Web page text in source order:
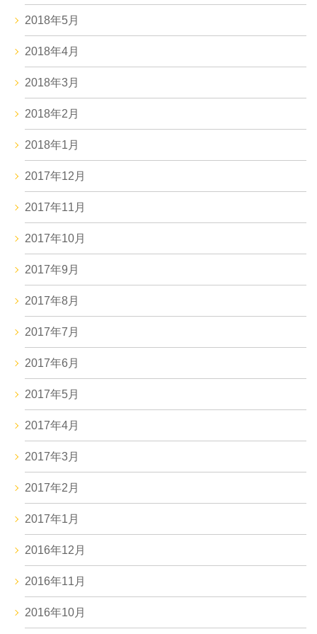
2018年5月
2018年4月
2018年3月
2018年2月
2018年1月
2017年12月
2017年11月
2017年10月
2017年9月
2017年8月
2017年7月
2017年6月
2017年5月
2017年4月
2017年3月
2017年2月
2017年1月
2016年12月
2016年11月
2016年10月